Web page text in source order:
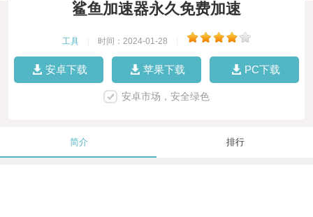
鲨鱼加速器永久免费加速
工具 时间：2024-01-28
安卓下载 苹果下载 PC下载
安卓市场，安全绿色
简介 排行